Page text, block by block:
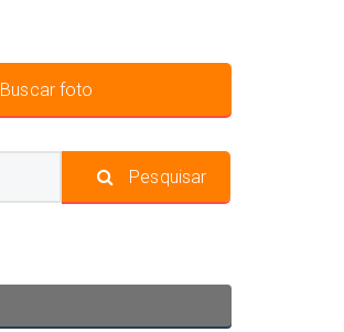
Buscar foto
Pesquisar